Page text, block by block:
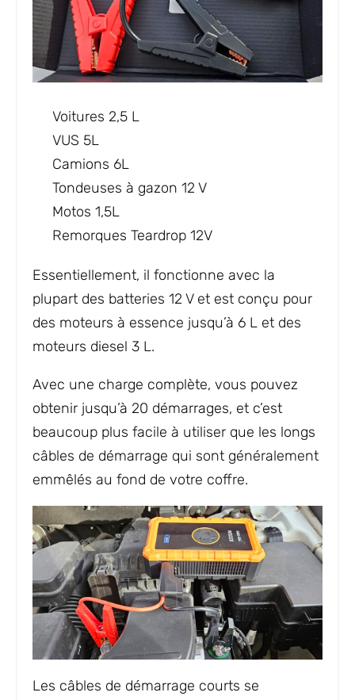
Voitures 2,5 L
VUS 5L
Camions 6L
Tondeuses à gazon 12 V
Motos 1,5L
Remorques Teardrop 12V
Essentiellement, il fonctionne avec la
plupart des batteries 12 V et est conçu pour
des moteurs à essence jusqu’à 6 L et des
moteurs diesel 3 L.
Avec une charge complète, vous pouvez
obtenir jusqu’à 20 démarrages, et c’est
beaucoup plus facile à utiliser que les longs
câbles de démarrage qui sont généralement
emmêlés au fond de votre coffre.
Les câbles de démarrage courts se